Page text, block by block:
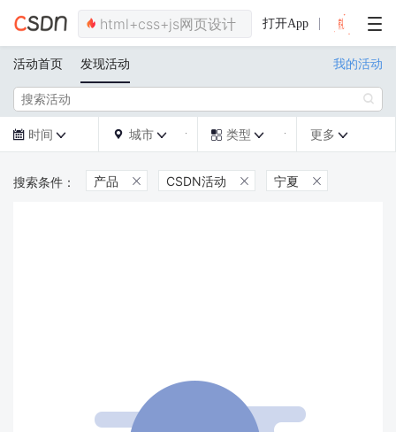
打开App
活动首页 发现活动 我的活动

 时间   城市   类型  更多 
产品  CSDN活动  宁夏 